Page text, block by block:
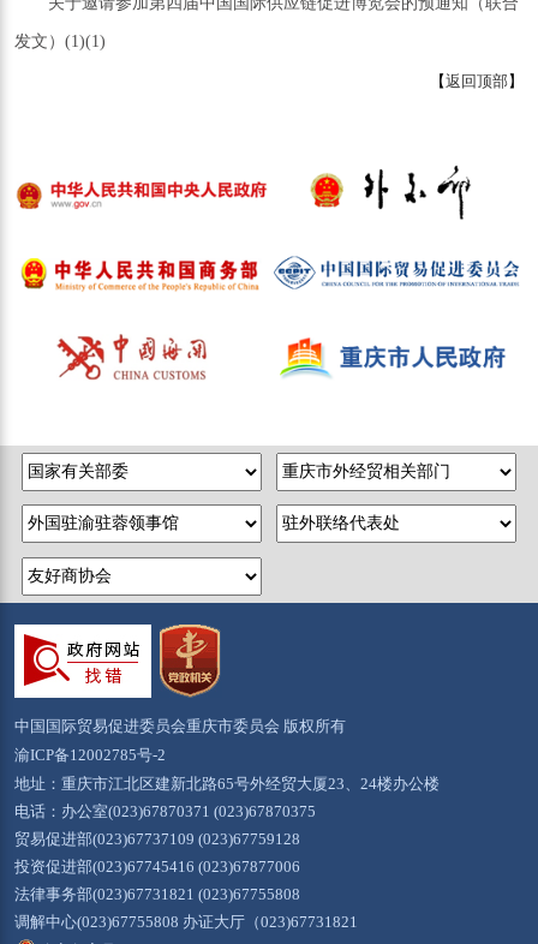
发文）(1)(1)
【返回顶部】
中国国际贸易促进委员会重庆市委员会 版权所有
渝ICP备12002785号-2
地址：重庆市江北区建新北路65号外经贸大厦23、24楼办公楼
电话：办公室(023)67870371 (023)67870375
贸易促进部(023)67737109 (023)67759128
投资促进部(023)67745416 (023)67877006
法律事务部(023)67731821 (023)67755808
调解中心(023)67755808 办证大厅（023)67731821